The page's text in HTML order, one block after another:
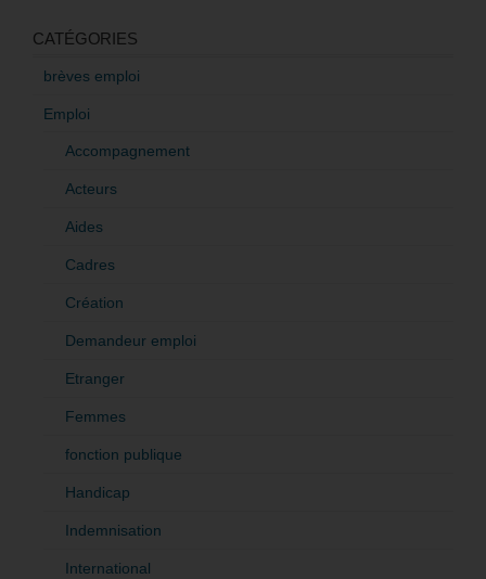
CATÉGORIES
brèves emploi
Emploi
Accompagnement
Acteurs
Aides
Cadres
Création
Demandeur emploi
Etranger
Femmes
fonction publique
Handicap
Indemnisation
International